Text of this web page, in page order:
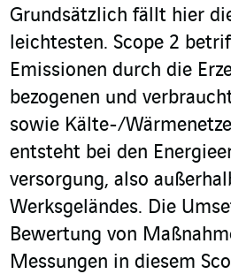
Grundsätzlich fällt hier
leichtesten. Scope 2
Emissionen durch die
bezogenen und
sowie Kälte-/
entsteht bei den
versorgung, also
Werksgeländes. Die
Bewertung von
Messungen in diesem